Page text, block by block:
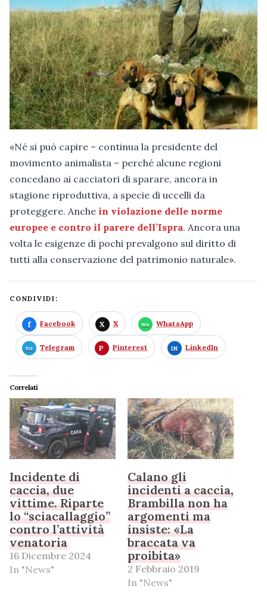
«Né si può capire – continua la presidente del
movimento animalista – perché alcune regioni
concedano ai cacciatori di sparare, ancora in
stagione riproduttiva, a specie di uccelli da
proteggere. Anche in violazione delle norme
europee e contro il parere dell’Ispra. Ancora una
volta le esigenze di pochi prevalgono sul diritto di
tutti alla conservazione del patrimonio naturale».
CONDIVIDI:
Facebook X WhatsApp
Telegram Pinterest LinkedIn
Correlati
Incidente di
caccia, due
vittime. Riparte
lo “sciacallaggio”
contro l’attività
venatoria
16 Dicembre 2024
In "News"
Calano gli
incidenti a caccia,
Brambilla non ha
argomenti ma
insiste: «La
braccata va
proibita»
2 Febbraio 2019
In "News"